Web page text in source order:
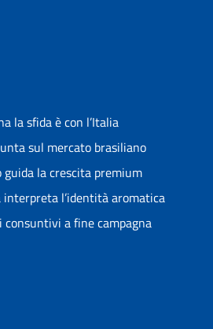
la sfida è con l’Italia
sul mercato brasiliano
la crescita premium
interpreta l’identità aromatica
consuntivi a fine campagna